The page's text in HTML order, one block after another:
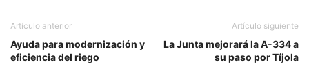
Artículo anterior
Ayuda para modernización y
eficiencia del riego
Artículo siguiente
La Junta mejorará la A-334 a
su paso por Tíjola